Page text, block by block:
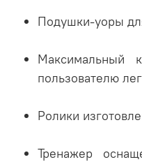
Подушки-уоры
Максимальный
пользователю
Ролики
Тренажер